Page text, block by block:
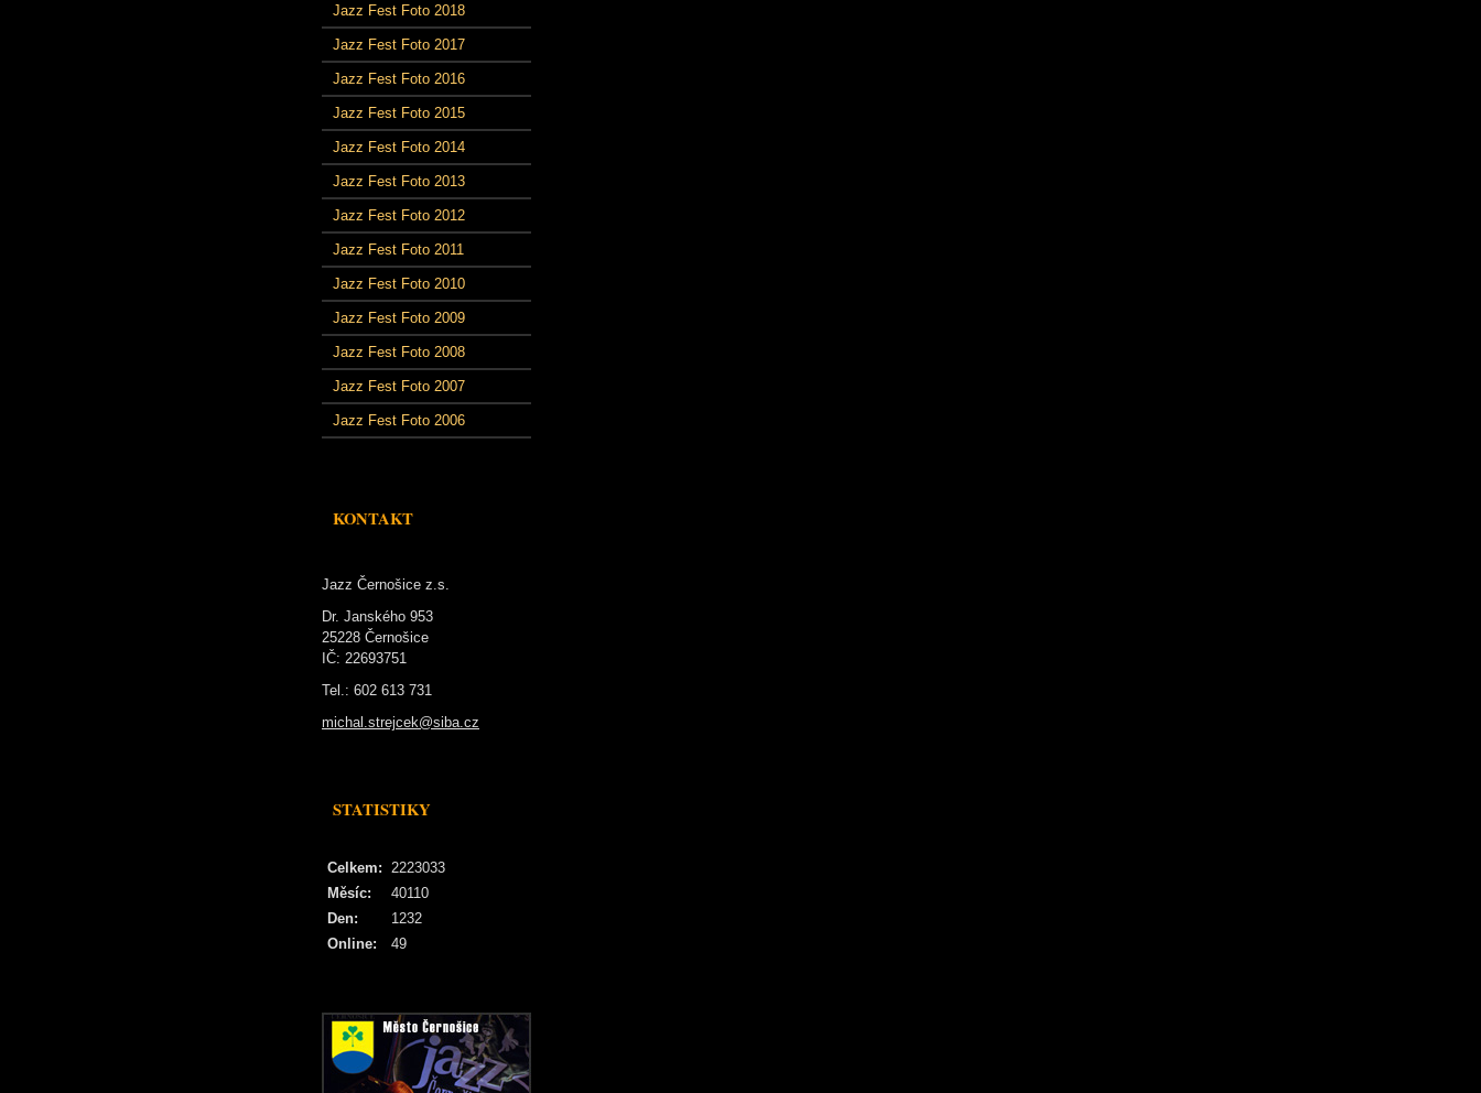
Jazz Fest Foto 2018
Jazz Fest Foto 2017
Jazz Fest Foto 2016
Jazz Fest Foto 2015
Jazz Fest Foto 2014
Jazz Fest Foto 2013
Jazz Fest Foto 2012
Jazz Fest Foto 2011
Jazz Fest Foto 2010
Jazz Fest Foto 2009
Jazz Fest Foto 2008
Jazz Fest Foto 2007
Jazz Fest Foto 2006
KONTAKT
Jazz Černošice z.s.
Dr. Janského 953
25228 Černošice
IČ: 22693751
Tel.: 602 613 731
michal.strejcek@siba.cz
STATISTIKY
Online: 49
Celkem: 2223033
Měsíc:
40110
Den:
1232